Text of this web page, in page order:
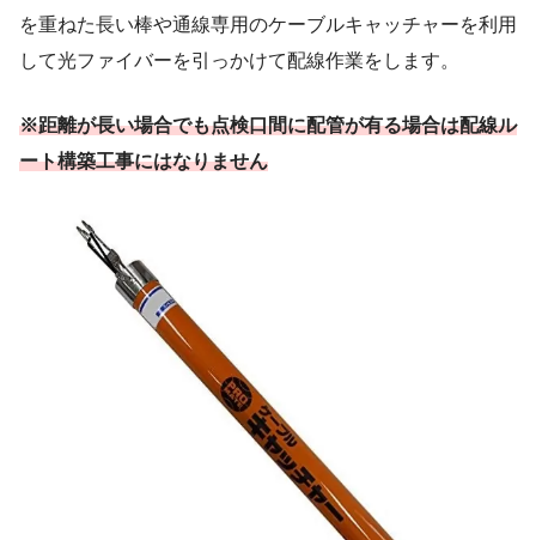
を重ねた長い棒や通線専用のケーブルキャッチャーを利用
して光ファイバーを引っかけて配線作業をします。
※距離が長い場合でも点検口間に配管が有る場合は配線ル
ート構築工事にはなりません